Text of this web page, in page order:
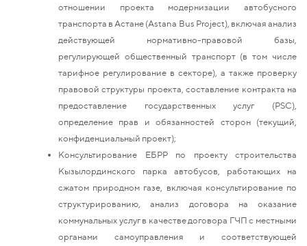
отношении проекта модернизации автобусного
транспорта в Астане (Astana Bus Project), включая анализ
действующей нормативно-правовой базы,
регулирующей общественный транспорт (в том числе
тарифное регулирование в секторе), а также проверку
правовой структуры проекта, составление контракта на
предоставление государственных услуг (PSC),
определение прав и обязанностей сторон (текущий,
конфиденциальный проект);
Консультирование ЕБРР по проекту строительства
Кызылординского парка автобусов, работающих на
сжатом природном газе, включая консультирование по
структурированию, анализ договора на оказание
коммунальных услуг в качестве договора ГЧП с местными
органами самоуправления и соответствующей